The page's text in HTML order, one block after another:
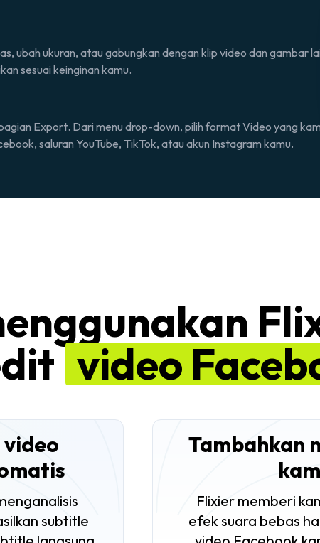
ubah ukuran, atau gabungkan dengan klip video dan gambar
sesuai keinginan kamu.
Export. Dari menu drop-down, pilih formatVideo yang
saluran YouTube, TikTok, atau akun Instagram kamu.
video
subtitle
Tambahkan
Flixier memberi
efek suara bebas